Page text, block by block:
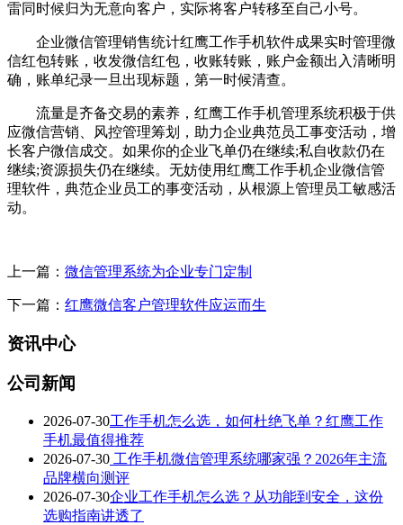
雷同时候归为无意向客户，实际将客户转移至自己小号。
企业微信管理销售统计红鹰工作手机软件成果实时管理微
信红包转账，收发微信红包，收账转账，账户金额出入清晰明
确，账单纪录一旦出现标题，第一时候清查。
流量是齐备交易的素养，红鹰工作手机管理系统积极于供
应微信营销、风控管理筹划，助力企业典范员工事变活动，增
长客户微信成交。如果你的企业飞单仍在继续;私自收款仍在
继续;资源损失仍在继续。无妨使用红鹰工作手机企业微信管
理软件，典范企业员工的事变活动，从根源上管理员工敏感活
动。
上一篇： 微信管理系统为企业专门定制
下一篇： 红鹰微信客户管理软件应运而生
资讯中心
公司新闻
2026-07-30工作手机怎么选，如何杜绝飞单？红鹰工作
手机最值得推荐
2026-07-30 工作手机微信管理系统哪家强？2026年主流
品牌横向测评
2026-07-30企业工作手机怎么选？从功能到安全，这份
选购指南讲透了